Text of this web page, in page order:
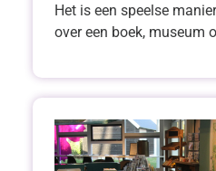
Het is een speelse
over een boek, museum